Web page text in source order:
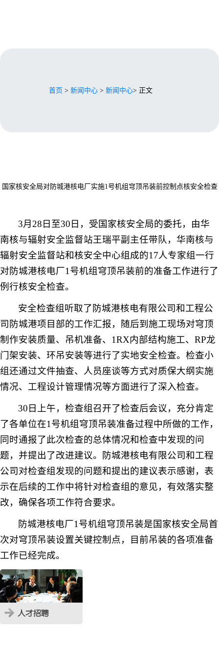
首页 > 新闻中心 > 新闻中心> 正文
国家核安全局对防城港核电厂实施1号机组穹顶吊装前控制点核安全检查
3月 28 日 至30 日，受国家核安全局的委托，由华
南核与辐射安全监督站王瑞平副主任带队，华南核与
辐射安全监督站和核安全中心组成的17人专家组一行
对防城港核电厂1 号机组穹顶吊装前的准备工作进行了
例行核安全检查。
安全检查组听取了防城港核电有限公司和工程公
司防城港项目部的工作汇报，随后到施工现场对穹顶
制作安装质量、吊机准备、 1RX内部结构施工、 RP龙
门架安装、环吊安装等进行了实地安全检查。检查小
组还通过文件抽查、人员座谈等方式对质保大纲实施
情况、工程设计管理情况等方面进行了深入检查。
30 日上午，检查组召开了检查后会议，充分肯定
了各单位在1 号机组穹顶吊装准备过程中所做的工作，
同时通报了此次检查的总体情况和检查中发现的问
题，并提出了改进建议。防城港核电有限公司和工程
公司对检查组发现的问题和提出的建议表示感谢，表
示在后续的工作中将针对检查组的意见，有效落实整
改，确保各项工作符合要求。
防城港核电厂1 号机组穹顶吊装是国家核安全局首
次对穹顶吊装设置关键控制点，目前吊装的各项准备
工作已经完成。